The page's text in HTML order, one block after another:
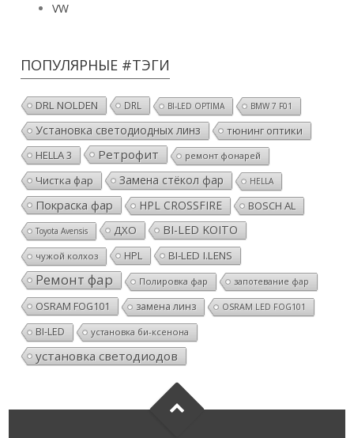
VW
ПОПУЛЯРНЫЕ #ТЭГИ
DRL NOLDEN DRL BI-LED OPTIMA BMW 7 F01
Установка светодиодных линз
тюнинг оптики
HELLA 3
Ретрофит ремонт фонарей
Чистка фар Замена стёкол фар HELLA
Покраска фар HPL CROSSFIRE BOSCH AL
Toyota Avensis ДХО BI-LED KOITO
чужой колхоз HPL BI-LED I.LENS
Ремонт фар Полировка фар запотевание фар
OSRAM FOG101 замена линз OSRAM LED FOG101
BI-LED установка би-ксенона
установка светодиодов